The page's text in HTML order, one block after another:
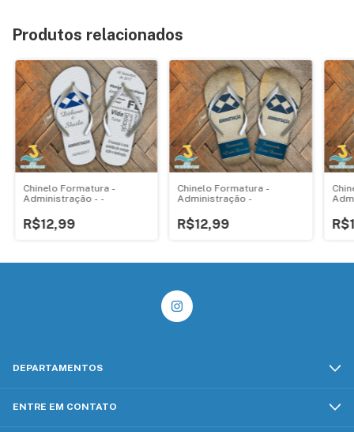
Produtos relacionados
Chinelo Formatura -
Administração - -
R$12,99
Chinelo Formatura -
Administração -
R$12,99
DEPARTAMENTOS
ENTRE EM CONTATO